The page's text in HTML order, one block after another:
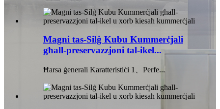
Magni tas-Silġ Kubu Kummerċjali
għall-preservazzjoni tal-ikel...
Ħarsa ġenerali Karatteristiċi 1、Perfe...